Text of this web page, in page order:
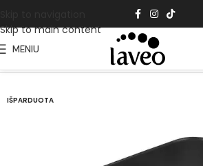
Skip to main content
MENIU
Pradžia Vonios Kambariui Praustuvai
IŠPARDUOTA